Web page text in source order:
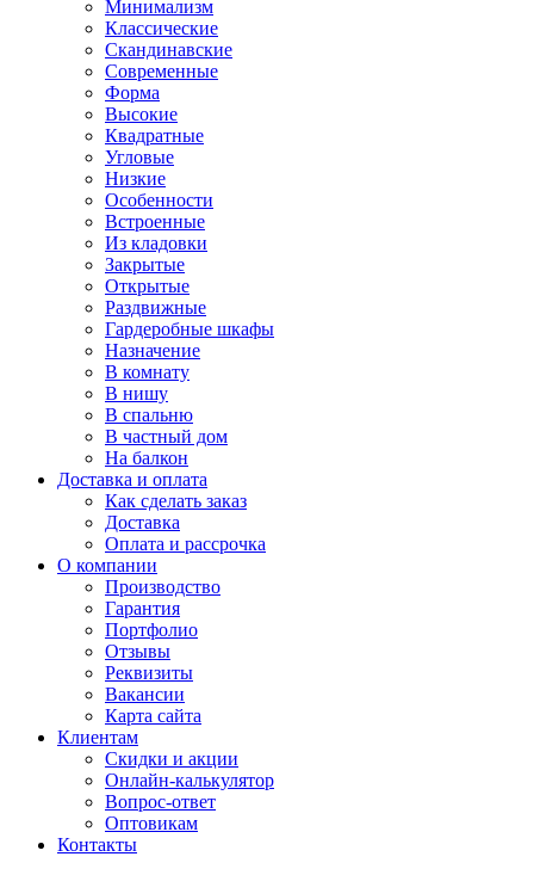
Минимализм
Классические
Скандинавские
Современные
Форма
Высокие
Квадратные
Угловые
Низкие
Особенности
Встроенные
Из кладовки
Закрытые
Открытые
Раздвижные
Гардеробные шкафы
Назначение
В комнату
В нишу
В спальню
В частный дом
На балкон
Доставка и оплата
Как сделать заказ
Доставка
Оплата и рассрочка
О компании
Производство
Гарантия
Портфолио
Отзывы
Реквизиты
Вакансии
Карта сайта
Клиентам
Скидки и акции
Онлайн-калькулятор
Вопрос-ответ
Оптовикам
Контакты